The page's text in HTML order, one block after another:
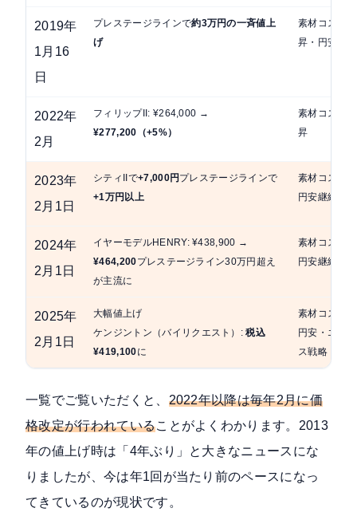
2019年
1月16
日
プレステージラインで約3万円の一斉値上
げ
素材コスト上
昇・円安
2022年
2月
フィリップII: ¥264,000 →
¥277,200（+5%）
素材コスト上
昇
2023年
2月1日
シティIIで+7,000円 プレステージラインで
+1万円以上
素材コスト・
円安継続
2024年
2月1日
イヤーモデルHENRY: ¥438,900 →
¥464,200プレステージライン30万円超え
が主流に
素材コスト・
円安継続
2025年
2月1日
大幅値上げ
ケンジントン（バイリクエスト）:税込
¥419,100に
素材コスト・
円安・エルメ
ス戦略
一覧でご覧いただくと、 2022年以降は毎年2月に価
格改定が行われていることがよくわかります。2013
年の値上げ時は「4年ぶり」と大きなニュースにな
りましたが、今は年1回が当たり前のペースになっ
てきているのが現状です。